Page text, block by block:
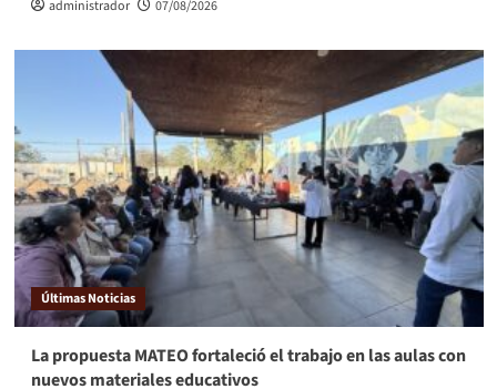
administrador 07/08/2026
Últimas Noticias
La propuesta MATEO fortaleció el trabajo en las aulas con
nuevos materiales educativos